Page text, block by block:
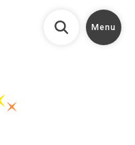
Menu